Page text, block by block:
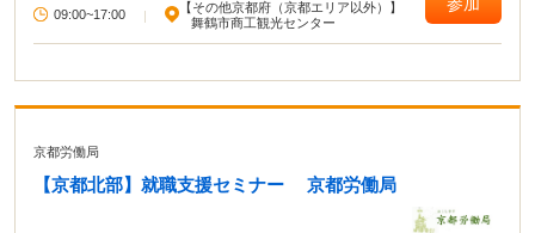
09:00~17:00 |
【その他京都府（京都エリア以外）】
舞鶴市商工観光センター
京都労働局
【京都北部】就職支援セミナー 京都労働局